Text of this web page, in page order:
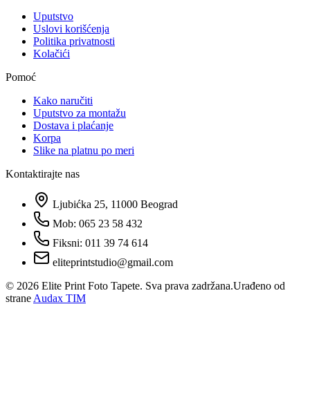
Uputstvo
Uslovi korišćenja
Politika privatnosti
Kolačići
Pomoć
Kako naručiti
Uputstvo za montažu
Dostava i plaćanje
Korpa
Slike na platnu po meri
Kontaktirajte nas
Ljubićka 25, 11000 Beograd
Mob: 065 23 58 432
Fiksni: 011 39 74 614
eliteprintstudio@gmail.com
© 2026 Elite Print Foto Tapete. Sva prava zadržana.Urađeno od
strane Audax TIM